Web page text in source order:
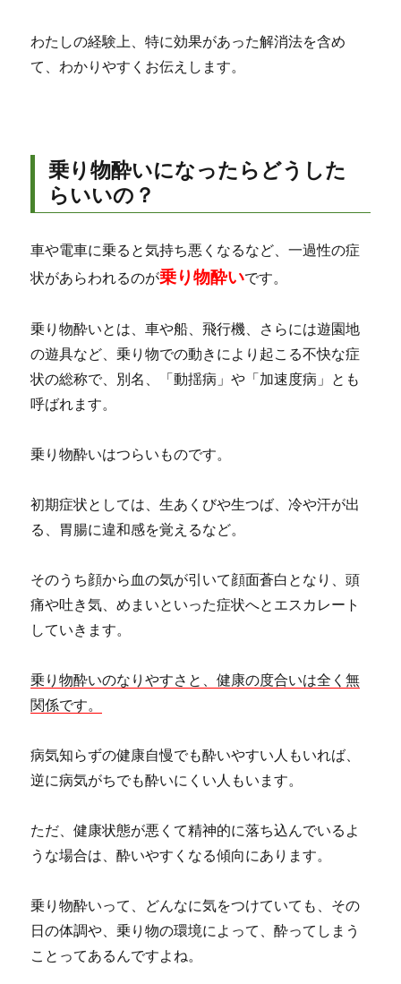
わたしの経験上、特に効果があった解消法を含め
て、わかりやすくお伝えします。
乗り物酔いになったらどうした
らいいの？
車や電車に乗ると気持ち悪くなるなど、一過性の症
状があらわれるのが乗り物酔いです。
乗り物酔いとは、車や船、飛行機、さらには遊園地
の遊具など、乗り物での動きにより起こる不快な症
状の総称で、別名、「動揺病」や「加速度病」とも
呼ばれます。
乗り物酔いはつらいものです。
初期症状としては、生あくびや生つば、冷や汗が出
る、胃腸に違和感を覚えるなど。
そのうち顔から血の気が引いて顔面蒼白となり、頭
痛や吐き気、めまいといった症状へとエスカレート
していきます。
乗り物酔いのなりやすさと、健康の度合いは全く無
関係です。
病気知らずの健康自慢でも酔いやすい人もいれば、
逆に病気がちでも酔いにくい人もいます。
ただ、健康状態が悪くて精神的に落ち込んでいるよ
うな場合は、酔いやすくなる傾向にあります。
乗り物酔いって、どんなに気をつけていても、その
日の体調や、乗り物の環境によって、酔ってしまう
ことってあるんですよね。